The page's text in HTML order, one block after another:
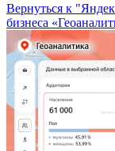
Вернуться к
бизнеса